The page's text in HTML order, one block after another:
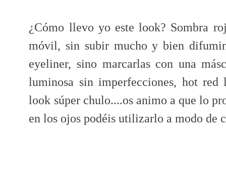
¿Cómo llevo yo este look? Sombra
móvil, sin subir mucho y bien
eyeliner, sino marcarlas con una
luminosa sin imperfecciones, hot
look súper chulo....os animo a que lo
en los ojos podéis utilizarlo a modo de